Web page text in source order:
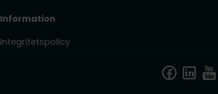
Information
Integritetspolicy